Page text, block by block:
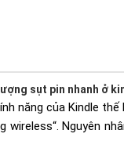
sụt pin nhanh ở
năng của Kindle
wireless“. Nguyên